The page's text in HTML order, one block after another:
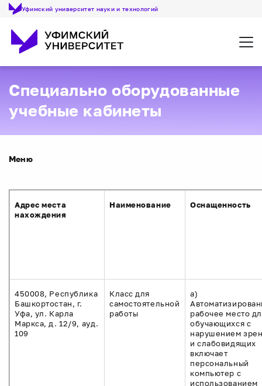
Уфимский университет науки и технологий
Специально оборудованные
учебные кабинеты
Меню
Адрес места
нахождения
Наименование Оснащенность
450008, Республика
Башкортостан, г.
Уфа, ул. Карла
Маркса, д. 12/9, ауд.
109
Класс для
самостоятельной
работы
а)
рабочее место
обучающихся с
нарушением
и слабовидящих
включает
персональный
компьютер с
использованием